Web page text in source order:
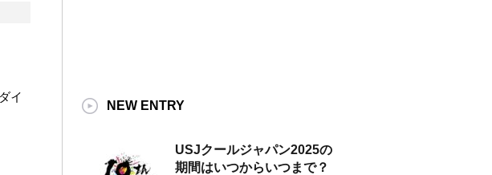
イ
NEW ENTRY
USJクールジャパン2025の
期間はいつからいつまで？